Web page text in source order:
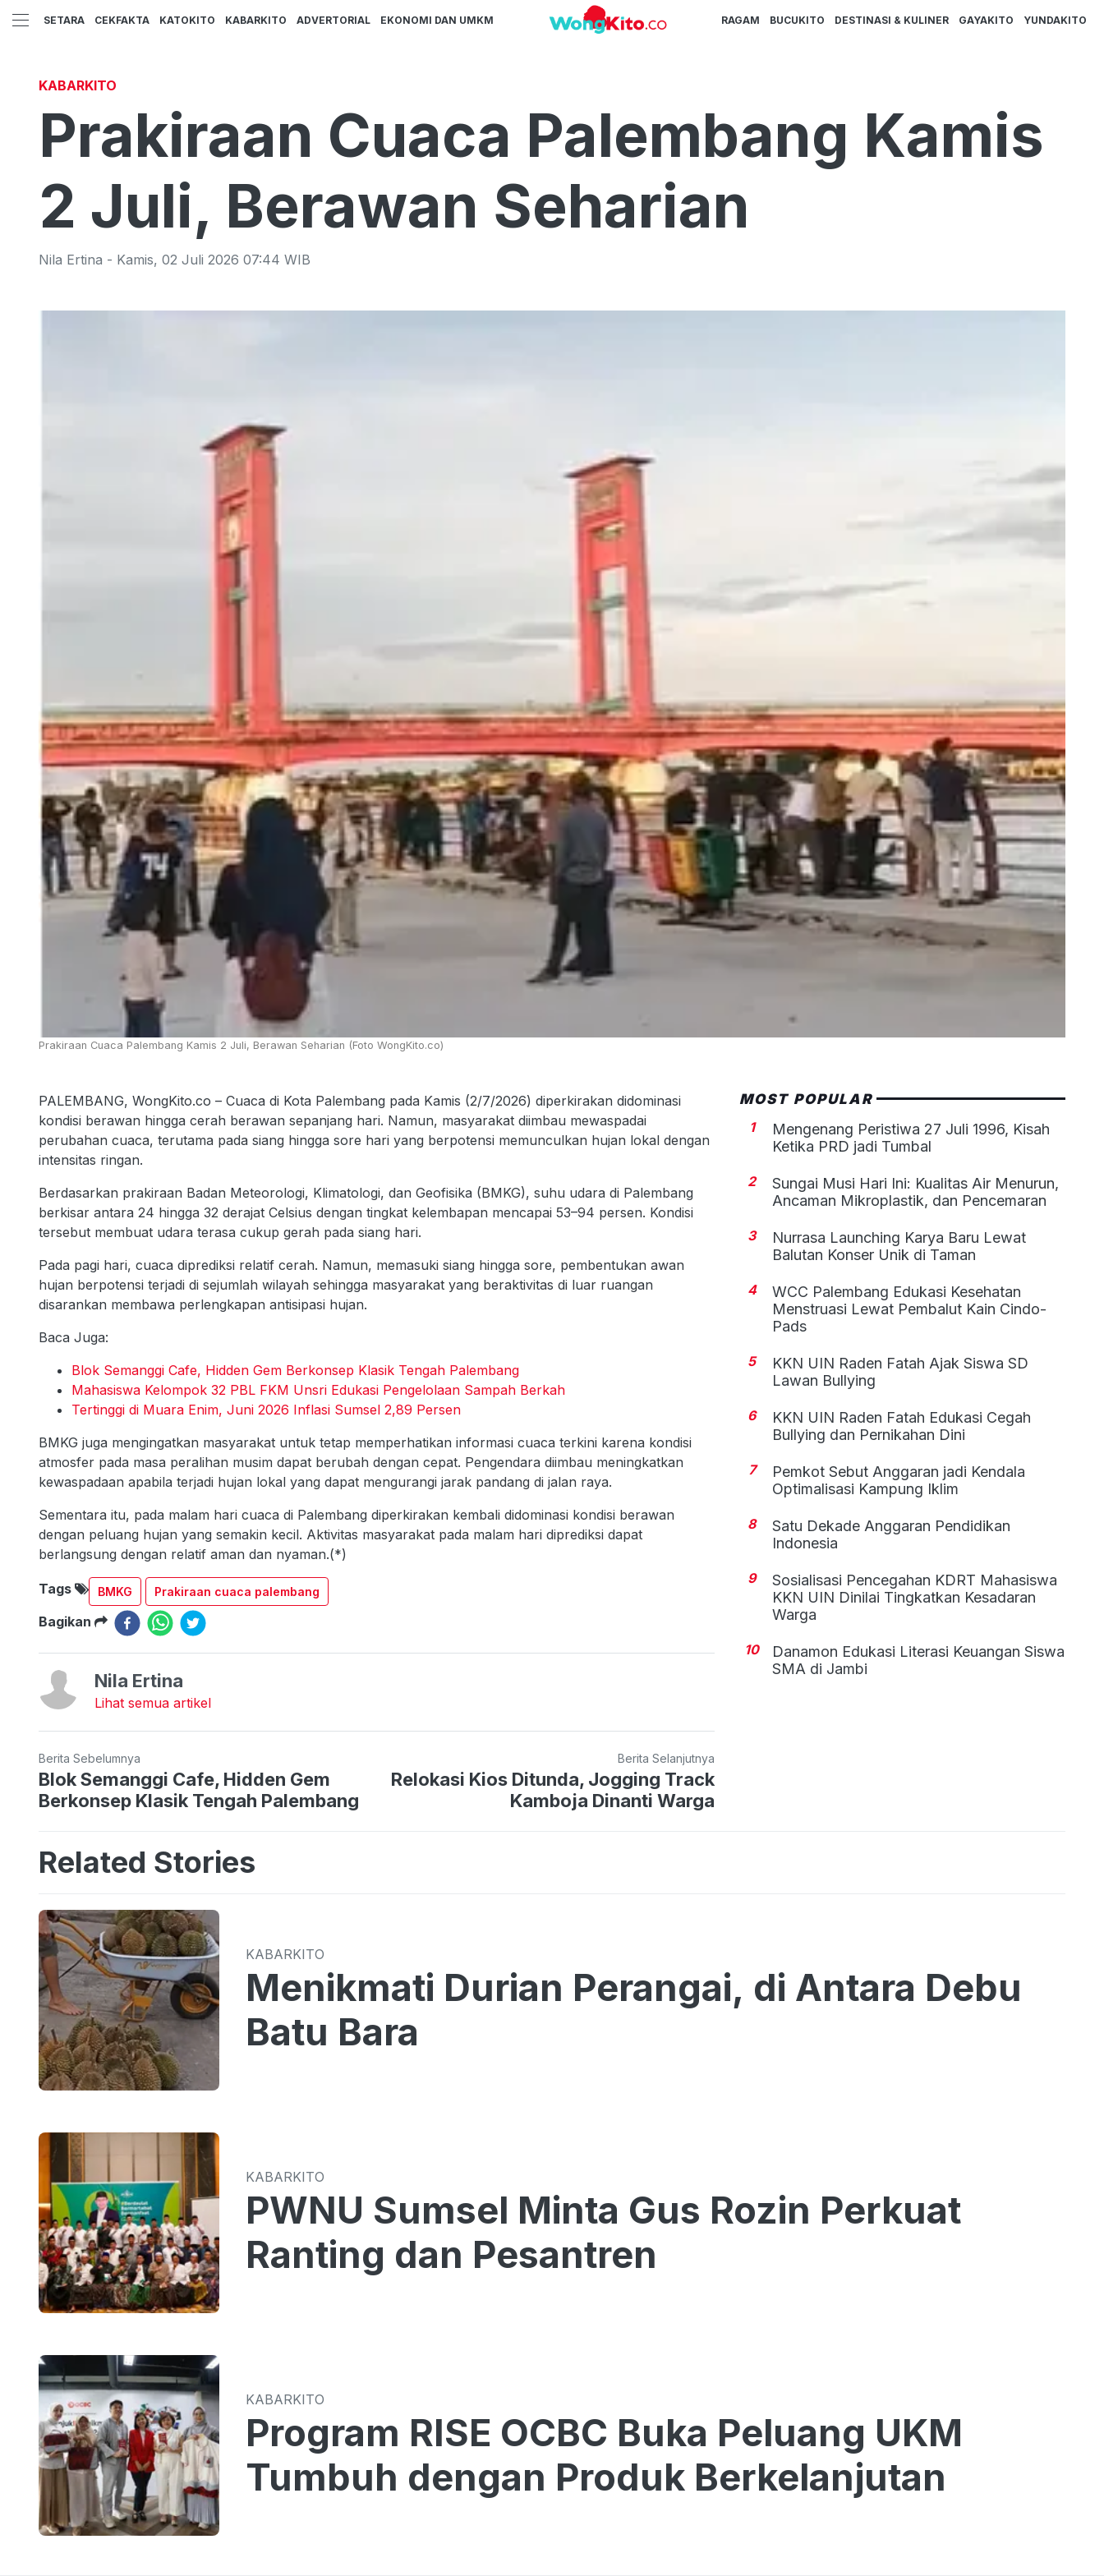
SETARA CEKFAKTA KATOKITO KABARKITO ADVERTORIAL EKONOMI DAN UMKM RAGAM BUCUKITO DESTINASI & KULINER GAYAKITO YUNDAKITO
KABARKITO
Prakiraan Cuaca Palembang Kamis
2 Juli, Berawan Seharian
Nila Ertina - Kamis, 02 Juli 2026 07:44 WIB
Prakiraan Cuaca Palembang Kamis 2 Juli, Berawan Seharian (Foto WongKito.co)
PALEMBANG, WongKito.co – Cuaca di Kota Palembang pada Kamis (2/7/2026) diperkirakan didominasi
kondisi berawan hingga cerah berawan sepanjang hari. Namun, masyarakat diimbau mewaspadai
perubahan cuaca, terutama pada siang hingga sore hari yang berpotensi memunculkan hujan lokal dengan
intensitas ringan.
Berdasarkan prakiraan Badan Meteorologi, Klimatologi, dan Geofisika (BMKG), suhu udara di Palembang
berkisar antara 24 hingga 32 derajat Celsius dengan tingkat kelembapan mencapai 53–94 persen. Kondisi
tersebut membuat udara terasa cukup gerah pada siang hari.
Pada pagi hari, cuaca diprediksi relatif cerah. Namun, memasuki siang hingga sore, pembentukan awan
hujan berpotensi terjadi di sejumlah wilayah sehingga masyarakat yang beraktivitas di luar ruangan
disarankan membawa perlengkapan antisipasi hujan.
Baca Juga:
Blok Semanggi Cafe, Hidden Gem Berkonsep Klasik Tengah Palembang
Mahasiswa Kelompok 32 PBL FKM Unsri Edukasi Pengelolaan Sampah Berkah
Tertinggi di Muara Enim, Juni 2026 Inflasi Sumsel 2,89 Persen
BMKG juga mengingatkan masyarakat untuk tetap memperhatikan informasi cuaca terkini karena kondisi
atmosfer pada masa peralihan musim dapat berubah dengan cepat. Pengendara diimbau meningkatkan
kewaspadaan apabila terjadi hujan lokal yang dapat mengurangi jarak pandang di jalan raya.
Sementara itu, pada malam hari cuaca di Palembang diperkirakan kembali didominasi kondisi berawan
dengan peluang hujan yang semakin kecil. Aktivitas masyarakat pada malam hari diprediksi dapat
berlangsung dengan relatif aman dan nyaman.(*)
Tags BMKG Prakiraan cuaca palembang
Bagikan
Nila Ertina
Lihat semua artikel
Berita Sebelumnya
Blok Semanggi Cafe, Hidden Gem
Berkonsep Klasik Tengah Palembang
Berita Selanjutnya
Relokasi Kios Ditunda, Jogging Track
Kamboja Dinanti Warga
MOST POPULAR
1
Mengenang Peristiwa 27 Juli 1996, Kisah
Ketika PRD jadi Tumbal
2
Sungai Musi Hari Ini: Kualitas Air Menurun,
Ancaman Mikroplastik, dan Pencemaran
3
Nurrasa Launching Karya Baru Lewat
Balutan Konser Unik di Taman
4
WCC Palembang Edukasi Kesehatan
Menstruasi Lewat Pembalut Kain Cindo-
Pads
5
KKN UIN Raden Fatah Ajak Siswa SD
Lawan Bullying
6
KKN UIN Raden Fatah Edukasi Cegah
Bullying dan Pernikahan Dini
7
Pemkot Sebut Anggaran jadi Kendala
Optimalisasi Kampung Iklim
8
Satu Dekade Anggaran Pendidikan
Indonesia
9
Sosialisasi Pencegahan KDRT Mahasiswa
KKN UIN Dinilai Tingkatkan Kesadaran
Warga
10
Danamon Edukasi Literasi Keuangan Siswa
SMA di Jambi
Related Stories
KABARKITO
Menikmati Durian Perangai, di Antara Debu
Batu Bara
KABARKITO
PWNU Sumsel Minta Gus Rozin Perkuat
Ranting dan Pesantren
KABARKITO
Program RISE OCBC Buka Peluang UKM
Tumbuh dengan Produk Berkelanjutan